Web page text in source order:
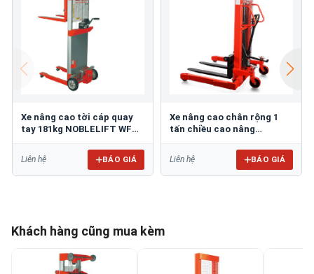
Xe nâng cao tời cáp quay
tay 181kg NOBLELIFT WFH-
Liên hệ BÁO GIÁ
Xe nâng cao chân rộng 1
tấn chiều cao nâng
Liên hệ BÁO GIÁ
Khách hàng cũng mua kèm